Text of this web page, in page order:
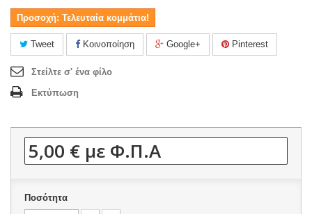
Προσοχή: Τελευταία κομμάτια!
Tweet Κοινοποίηση Google+ Pinterest
Στείλτε σ' ένα φίλο
Εκτύπωση
5,00 € με Φ.Π.Α
Ποσότητα